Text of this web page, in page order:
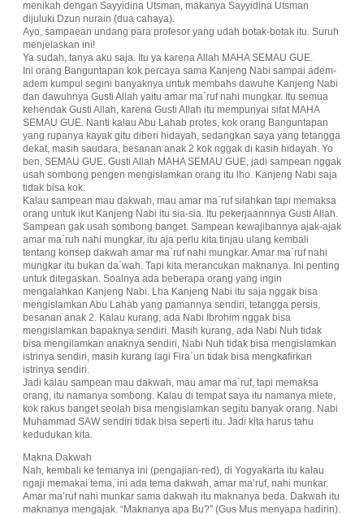
menikah dengan Sayyidina Utsman, makanya Sayyidina Utsman
dijuluki Dzun nurain (dua cahaya).
Ayo, sampaean undang para profesor yang udah botak-botak itu. Suruh
menjelaskan ini!
Ya sudah, tanya aku saja. Itu ya karena Allah MAHA SEMAU GUE.
Ini orang Banguntapan kok percaya sama Kanjeng Nabi sampai adem-
adem kumpul segini banyaknya untuk membahs dawuhe Kanjeng Nabi
dan dawuhnya Gusti Allah yaitu amar ma`ruf nahi mungkar. Itu semua
kehendak Gusti Allah, karena Gusti Allah itu mempunyai sifat MAHA
SEMAU GUE. Nanti kalau Abu Lahab protes, kok orang Banguntapan
yang rupanya kayak gitu diberi hidayah, sedangkan saya yang tetangga
dekat, masih saudara, besanan anak 2 kok nggak di kasih hidayah. Yo
ben, SEMAU GUE. Gusti Allah MAHA SEMAU GUE, jadi sampean nggak
usah sombong pengen mengislamkan orang itu lho. Kanjeng Nabi saja
tidak bisa kok.
Kalau sampean mau dakwah, mau amar ma`ruf silahkan tapi memaksa
orang untuk ikut Kanjeng Nabi itu sia-sia. Itu pekerjaannnya Gusti Allah.
Sampean gak usah sombong banget. Sampean kewajibannya ajak-ajak
amar ma`ruh nahi mungkar, itu aja perlu kita tinjau ulang kembali
tentang konsep dakwah amar ma`ruf nahi mungkar. Amar ma`ruf nahi
mungkar itu bukan da`wah. Tapi kita merancukan maknanya. Ini penting
untuk ditegaskan. Soalnya ada beberapa orang yang ingin
mengalahkan Kanjeng Nabi. Lha Kanjeng Nabi itu saja nggak bisa
mengislamkan Abu Lahab yang pamannya sendiri, tetangga persis,
besanan anak 2. Kalau kurang, ada Nabi Ibrohim nggak bisa
mengislamkan bapaknya sendiri. Masih kurang, ada Nabi Nuh tidak
bisa mengilamkan anaknya sendiri, Nabi Nuh tidak bisa mengislamkan
istrinya sendiri, masih kurang lagi Fira`un tidak bisa mengkafirkan
istrinya sendiri.
Jadi kalau sampean mau dakwah, mau amar ma`ruf, tapi memaksa
orang, itu namanya sombong. Kalau di tempat saya itu namanya mlete,
kok rakus banget seolah bisa mengislamkan segitu banyak orang. Nabi
Muhammad SAW sendiri tidak bisa seperti itu. Jadi kita harus tahu
kedudukan kita.
Makna Dakwah
Nah, kembali ke temanya ini (pengajian-red), di Yogyakarta itu kalau
ngaji memakai tema, ini ada tema dakwah, amar ma’ruf, nahi munkar.
Amar ma’ruf nahi munkar sama dakwah itu maknanya beda. Dakwah itu
maknanya mengajak. “Maknanya apa Bu?” (Gus Mus menyapa hadirin).